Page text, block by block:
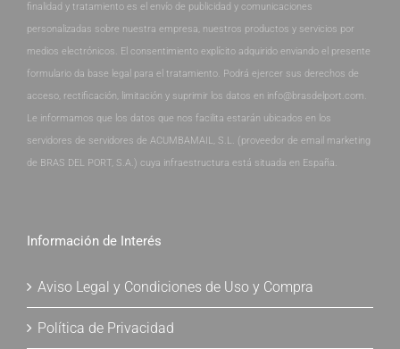
finalidad y tratamiento es el envío de publicidad y comunicaciones
personalizadas sobre nuestra empresa, nuestros productos y servicios por
medios electrónicos. El consentimiento explícito adquirido enviando el presente
formulario da base legal para el tratamiento. Podrá ejercer sus derechos de
acceso, rectificación, limitación y suprimir los datos en info@brasdelport.com.
Le informamos que los datos que nos facilita estarán ubicados en los
servidores de servidores de ACUMBAMAIL, S.L. (proveedor de email marketing
de BRAS DEL PORT, S.A.) cuya infraestructura está situada en España.
Información de Interés
Aviso Legal y Condiciones de Uso y Compra
Política de Privacidad